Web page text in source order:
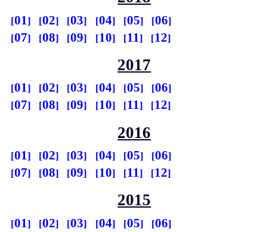
01 02 03 04 05
06
07
08 09 10 11 12
2017
01 02 03 04 05
06
07
08 09 10 11 12
2016
01 02 03 04 05
06
07
08 09 10 11 12
2015
01 02 03 04 05
06